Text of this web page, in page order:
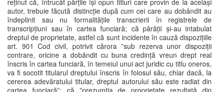
reținut că, întrucât părțile își opun titluri care provin de la același
autor, trebuie făcută distincție după cum cei care au dobândit au
îndeplinit sau nu formalitățile transcrierii în registrele de
transcripțiuni sau în cartea funciară; că pârâții și-au intabulat
dreptul de proprietate, astfel că sunt incidente în cauză dispozițiile
art. 901 Cod civil, potrivit cărora ”sub rezerva unor dispoziții
contrare, oricine a dobândit cu buna credință vreun drept real
înscris în cartea funciară, în temeiul unui act juridic cu titlu oneros,
va fi socotit titularul dreptului înscris în folosul său, chiar dacă, la
cererea adevăratului titular, dreptul autorului său este radiat din
cartea funciară”; că ”prezumția de proprietate rezultată din